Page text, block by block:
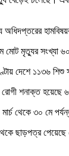
অধিদপ্তরের
মোট মৃত্যুর সংখ্যা
দেশে ১১৩৬
শনাক্ত
থেকে ৩০ মে
ছাড়পত্র